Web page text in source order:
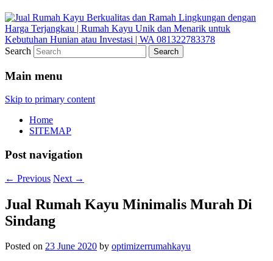
Search
Main menu
Skip to primary content
Home
SITEMAP
Post navigation
← Previous Next →
Jual Rumah Kayu Minimalis Murah Di
Sindang
Posted on 23 June 2020 by optimizerrumahkayu